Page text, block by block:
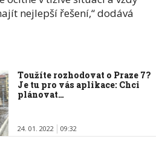
nejlepší řešení,“ dodává
Toužíte rozhodovat o Praze 7?
Je tu pro vás aplikace: Chci
plánovat…
24. 01. 2022 09:32